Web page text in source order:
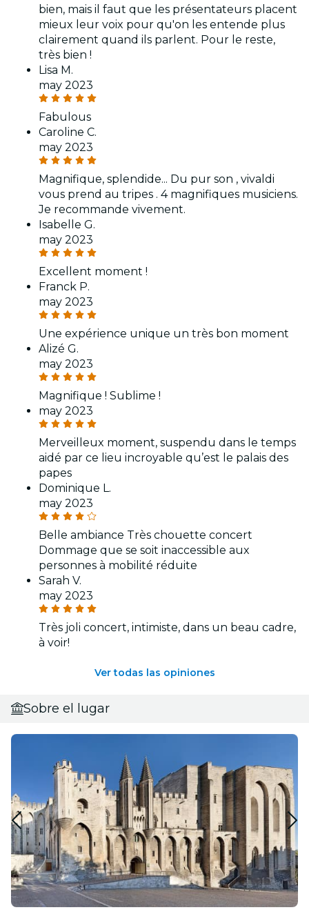
bien, mais il faut que les présentateurs placent
mieux leur voix pour qu'on les entende plus
clairement quand ils parlent. Pour le reste,
très bien !
Lisa M.
may 2023
Fabulous
Caroline C.
may 2023
Magnifique, splendide... Du pur son , vivaldi
vous prend au tripes . 4 magnifiques musiciens.
Je recommande vivement.
Isabelle G.
may 2023
Excellent moment !
Franck P.
may 2023
Une expérience unique un très bon moment
Alizé G.
may 2023
Magnifique ! Sublime !
may 2023
Merveilleux moment, suspendu dans le temps
aidé par ce lieu incroyable qu’est le palais des
papes
Dominique L.
may 2023
Belle ambiance Très chouette concert
Dommage que se soit inaccessible aux
personnes à mobilité réduite
Sarah V.
may 2023
Très joli concert, intimiste, dans un beau cadre,
à voir!
Ver todas las opiniones
Sobre el lugar